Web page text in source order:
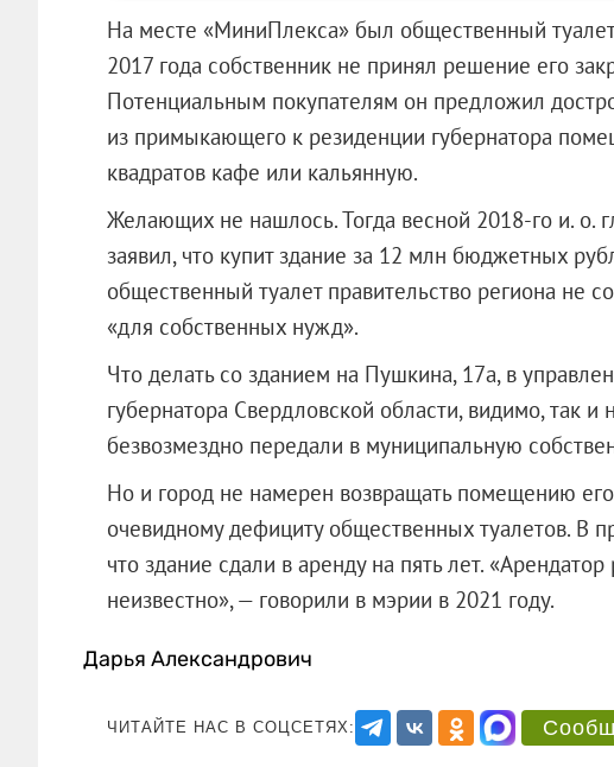
На месте «МиниПлекса» был общественный
2017 года собственник не принял решение его
Потенциальным покупателям он предложил
из примыкающего к резиденции губернатора
квадратов кафе или кальянную.
Желающих не нашлось. Тогда весной 2018-го и.
заявил, что купит здание за 12 млн бюджетных
общественный туалет правительство региона не
«для собственных нужд».
Что делать со зданием на Пушкина, 17а, в
губернатора Свердловской области, видимо, так и
безвозмездно передали в муниципальную
Но и город не намерен возвращать помещению
очевидному дефициту общественных туалетов. В
что здание сдали в аренду на пять лет.
неизвестно», — говорили в мэрии в 2021 году.
Дарья Александрович
ЧИТАЙТЕ НАС В СОЦСЕТЯХ: